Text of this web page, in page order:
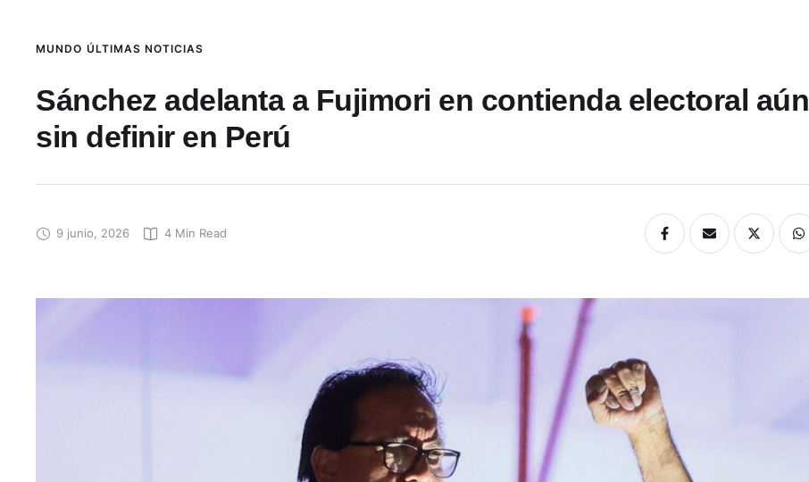
MUNDO ÚLTIMAS NOTICIAS
Sánchez adelanta a Fujimori en contienda electoral aún
sin definir en Perú
9 junio, 2026 4 Min Read